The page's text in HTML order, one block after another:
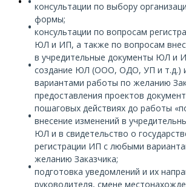
консультации по выбору
формы;
консультации по вопросам
ЮЛ и ИП, а также по вопросам
в учредительные документы ЮЛ и
создание ЮЛ (ООО, ОДО, УП и т.д.)
вариантами работы по желанию
предоставления проектов
пошаговых действиях до работы
внесение изменений в
ЮЛ и в свидетельство о
регистрации ИП с любыми
желанию Заказчика;
подготовка уведомлений и их
руководителя, смене